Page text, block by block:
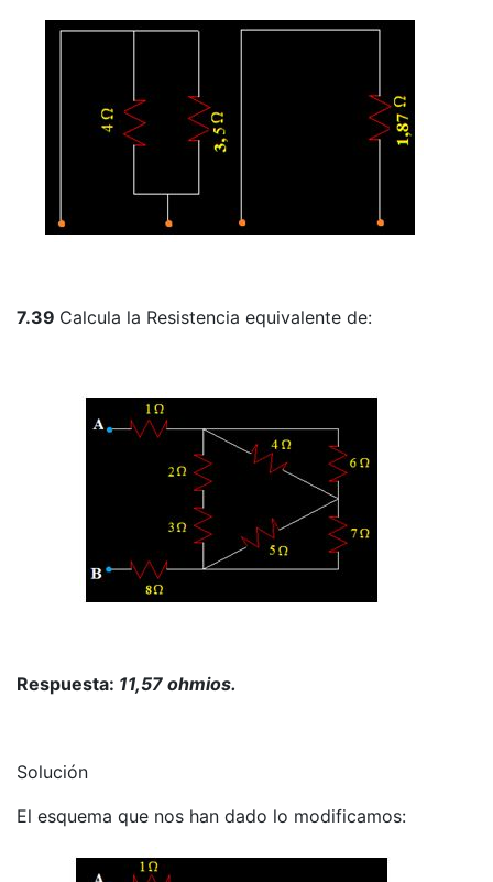
7.39 Calcula la Resistencia equivalente de:
Respuesta: 11,57 ohmios.
Solución
El esquema que nos han dado lo modificamos: